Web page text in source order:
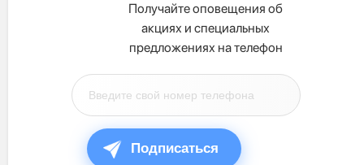
Получайте оповещения об
акциях и специальных
предложениях на телефон
Подписаться